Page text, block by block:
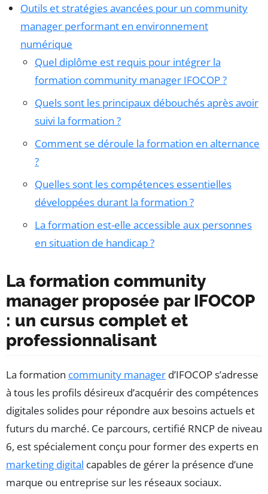
Outils et stratégies avancées pour un community
manager performant en environnement
numérique
Quel diplôme est requis pour intégrer la
formation community manager IFOCOP ?
Quels sont les principaux débouchés après avoir
suivi la formation ?
Comment se déroule la formation en alternance
?
Quelles sont les compétences essentielles
développées durant la formation ?
La formation est-elle accessible aux personnes
en situation de handicap ?
La formation community
manager proposée par IFOCOP
: un cursus complet et
professionnalisant
La formation community manager d’IFOCOP s’adresse
à tous les profils désireux d’acquérir des compétences
digitales solides pour répondre aux besoins actuels et
futurs du marché. Ce parcours, certifié RNCP de niveau
6, est spécialement conçu pour former des experts en
marketing digital capables de gérer la présence d’une
marque ou entreprise sur les réseaux sociaux.